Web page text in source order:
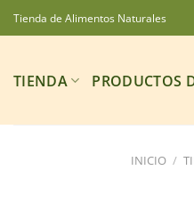
Saltar
al
Tienda de Alimentos Naturales
TIENDA PRODUCTOS
INICIO /